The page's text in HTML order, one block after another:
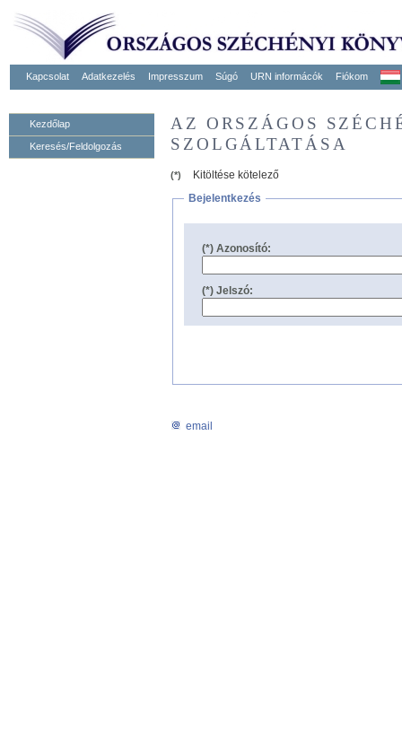
Kapcsolat Adatkezelés Impresszum Súgó URN informácók Fiókom
Kezdőlap
Keresés/Feldolgozás
AZ ORSZÁGOS
SZOLGÁLTATÁSA
(*)
Kitöltése kötelező
Bejelentkezés
(*) Azonosító:
(*) Jelszó:
email